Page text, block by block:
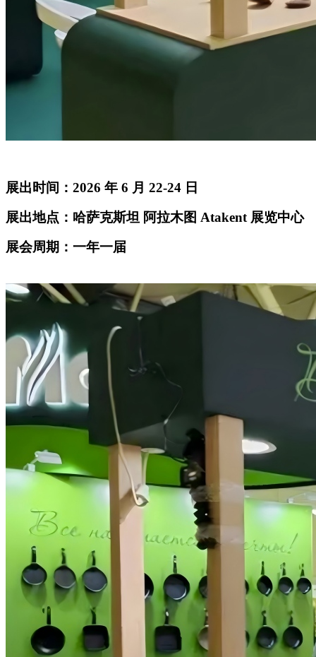
展出时间：2026 年 6 月 22-24 日
展出地点：哈萨克斯坦 阿拉木图 Atakent 展览中心
展会周期：一年一届